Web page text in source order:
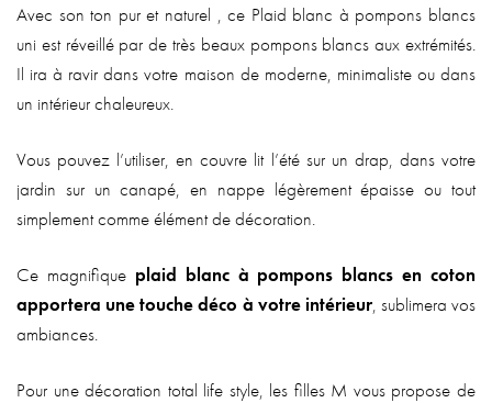
Avec son ton pur et naturel , ce Plaid blanc à pompons blancs
uni est réveillé par de très beaux pompons blancs aux extrémités.
Il ira à ravir dans votre maison de moderne, minimaliste ou dans
un intérieur chaleureux.
Vous pouvez l’utiliser, en couvre lit l’été sur un drap, dans votre
jardin sur un canapé, en nappe légèrement épaisse ou tout
simplement comme élément de décoration.
Ce magnifiqueplaid blanc à pompons blancs en coton
apportera une touche déco à votre intérieur, sublimera vos
ambiances.
Pour une décoration total life style, les filles M vous propose de